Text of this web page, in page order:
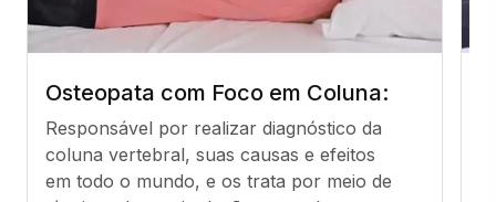
Osteopata com Foco em Coluna:
Responsável por realizar diagnóstico da
coluna vertebral, suas causas e efeitos
em todo o mundo, e os trata por meio de